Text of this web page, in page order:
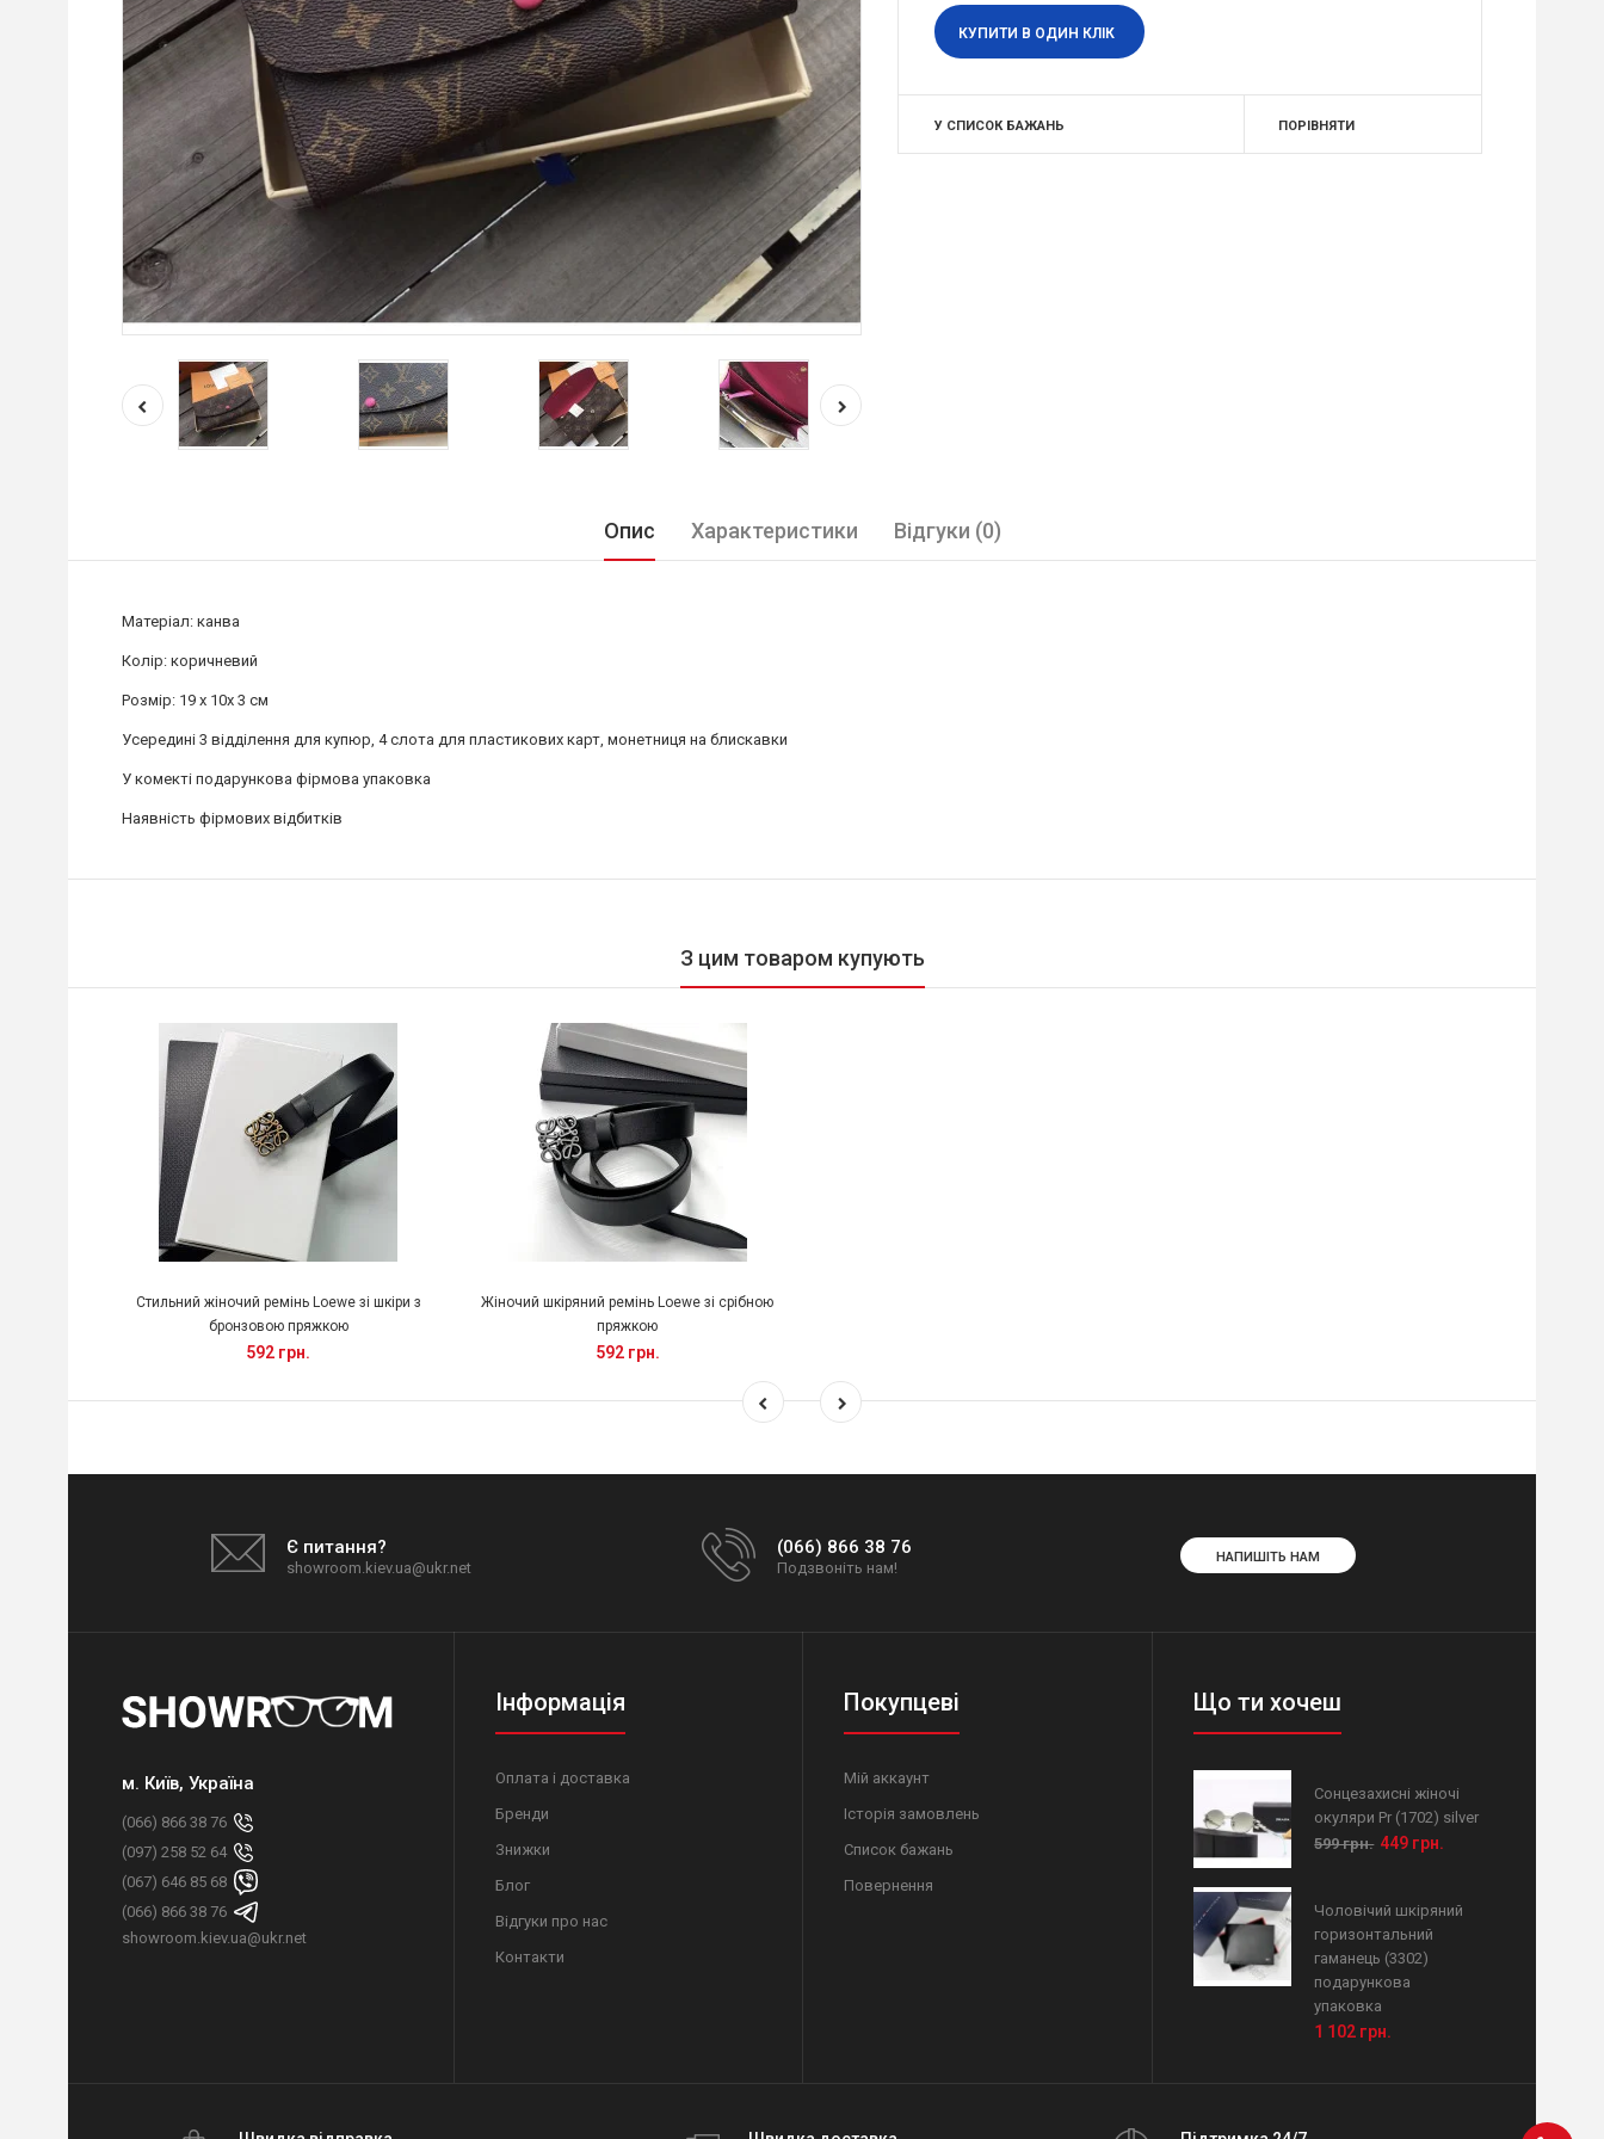
КУПИТИ В ОДИН КЛІК
У СПИСОК БАЖАНЬ ПОРІВНЯТИ
Опис Характеристики Відгуки (0)
Матеріал: канва
Колір: коричневий
Розмір: 19 х 10х 3 см
Усередині 3 відділення для купюр, 4 слота для пластикових карт, монетниця на блискавки
У комекті подарункова фірмова упаковка
Наявність фірмових відбитків
З цим товаром купують
Стильний жіночий ремінь Loewe зі шкіри з
бронзовою пряжкою
592 грн.
Жіночий шкіряний ремінь Loewe зі срібною
пряжкою
592 грн.
Є питання?
showroom.kiev.ua@ukr.net
(066) 866 38 76
Подзвоніть нам!
НАПИШІТЬ НАМ
м. Київ, Україна
(066) 866 38 76
(097) 258 52 64
(067) 646 85 68
(066) 866 38 76
showroom.kiev.ua@ukr.net
Інформація
Оплата і доставка
Бренди
Знижки
Блог
Відгуки про нас
Контакти
Покупцеві
Мій аккаунт
Історія замовлень
Список бажань
Повернення
Що ти хочеш
Сонцезахисні жіночі
окуляри Pr (1702) silver
599 грн. 449 грн.
Чоловічий шкіряний
горизонтальний
гаманець (3302)
подарункова
упаковка
1 102 грн.